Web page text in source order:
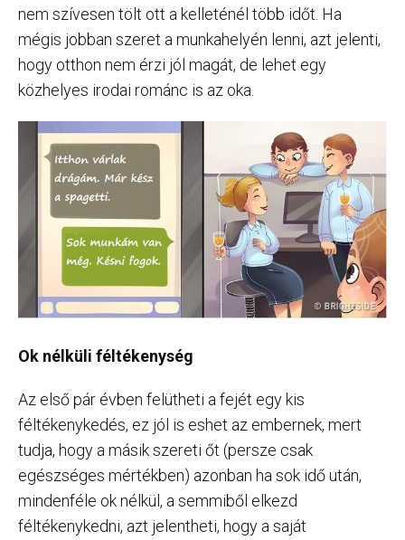
nem szívesen tölt ott a kelleténél több időt. Ha
mégis jobban szeret a munkahelyén lenni, azt jelenti,
hogy otthon nem érzi jól magát, de lehet egy
közhelyes irodai románc is az oka.
Ok nélküli féltékenység
Az első pár évben felütheti a fejét egy kis
féltékenykedés, ez jól is eshet az embernek, mert
tudja, hogy a másik szereti őt (persze csak
egészséges mértékben) azonban ha sok idő után,
mindenféle ok nélkül, a semmiből elkezd
féltékenykedni, azt jelentheti, hogy a saját